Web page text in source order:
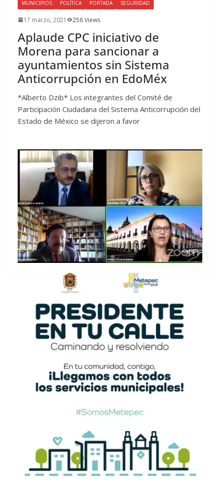
MUNICIPIOS POLÍTICA PORTADA SEGURIDAD
17 marzo, 2021 256 Views
Aplaude CPC iniciativo de
Morena para sancionar a
ayuntamientos sin Sistema
Anticorrupción en EdoMéx
*Alberto Dzib* Los integrantes del Comité de
Participación Ciudadana del Sistema Anticorrupción del
Estado de México se dijeron a favor